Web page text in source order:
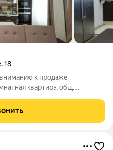
,18
к продаже
квартира, общ.
квартиры:
кв.м.,